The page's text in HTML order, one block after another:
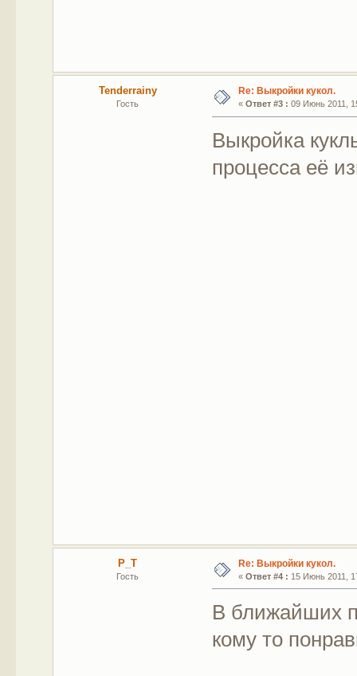
Tenderrainy
Гость
Re: Выкройки кукол.
« Ответ #3 : 09 Июнь 2011,
Выкройка
процесса её
P_T
Гость
Re: Выкройки кукол.
« Ответ #4 : 15 Июнь 2011,
В ближайших
кому то